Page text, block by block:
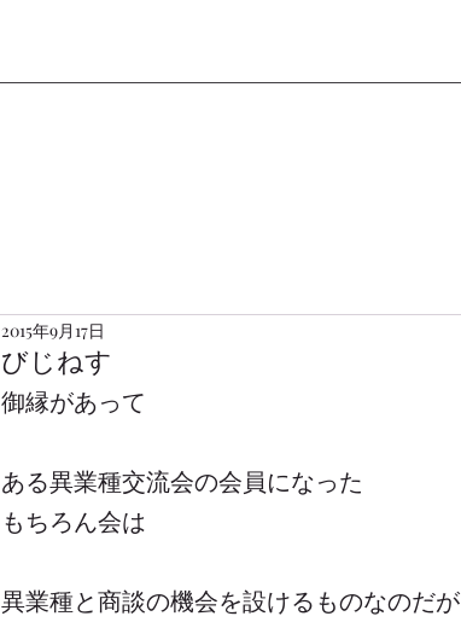
びじねす
2015年9月17日
御縁があって
ある異業種交流会の会員になった
もちろん会は
異業種と商談の機会を設けるものなのだが